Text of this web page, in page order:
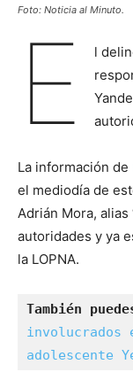
Foto: Noticia al Minuto.
E
l
La información de
el mediodía de
Adrián Mora, alias
autoridades y ya
la LOPNA.
También
involucrados
adolescente